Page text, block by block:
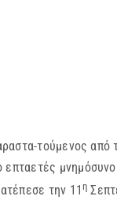
τούμενος
την 11 η